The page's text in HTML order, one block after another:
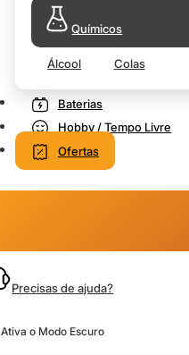
Químicos
Álcool Colas
Baterias
Hobby / Tempo Livre
Ofertas
Precisas de ajuda?
Ativa o Modo Escuro